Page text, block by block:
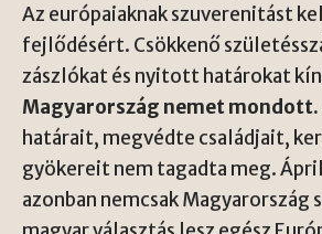
Az európaiaknak szuverenitást
fejlődésért. Csökkenő
zászlókat és nyitott határokat
Magyarország nemet mondott.
határait, megvédte családjait,
gyökereit nem tagadta meg.
azonban nemcsak Magyarország